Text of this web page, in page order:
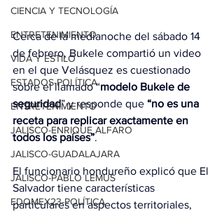
CIENCIA Y TECNOLOGÍA
ENTRETENIMIENTO
VIDA Y ESTILO
ESTADOS-POLÍTICA
ENTRETENIMIENTO
JALISCO-ENRIQUE ALFARO
JALISCO-GUADALAJARA
JALISCO-PABLO LEMUS
EDOMEX23-POLÍTICA
Cerca de la medianoche del sábado 14
de febrero, Bukele compartió un video
en el que Velásquez es cuestionado
sobre el llamado “modelo Bukele de
seguridad” y responde que “no es una
receta para replicar exactamente en
todos los países”.
El funcionario hondureño explicó que El
Salvador tiene características
particulares en aspectos territoriales,